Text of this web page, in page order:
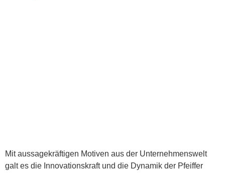
Mit aussagekräftigen Motiven aus der Unternehmenswelt
galt es die Innovationskraft und die Dynamik der Pfeiffer